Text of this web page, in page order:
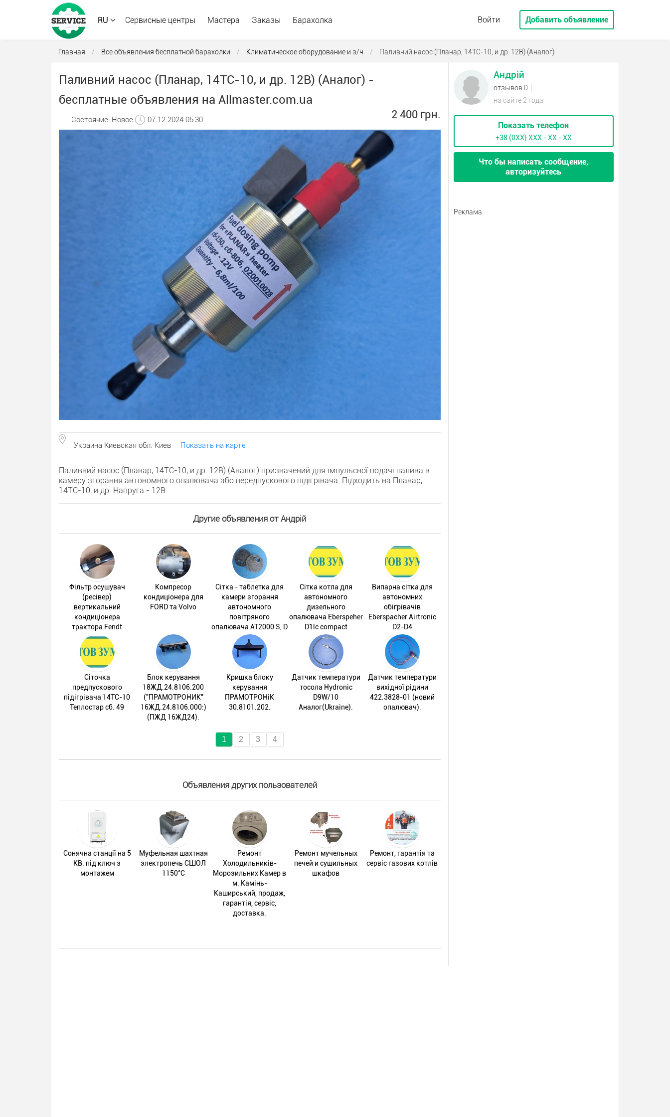
RU Сервисные центры Мастера Заказы Барахолка Войти Добавить объявление
Главная / Все объявления бесплатной барахолки / Климатическое оборудование и з/ч / Паливний насос (Планар, 14ТС-10, и др. 12В) (Аналог)
Паливний насос (Планар, 14ТС-10, и др. 12В) (Аналог) -
бесплатные объявления на Allmaster.com.ua
2 400 грн.
Состояние: Новое 07.12.2024 05:30
Украина Киевская обл. Киев Показать на карте
Паливний насос (Планар, 14ТС-10, и др. 12В) (Аналог) призначений для імпульсної подачі палива в
камеру згорання автономного опалювача або передпускового підігрівача. Підходить на Планар,
14ТС-10, и др. Напруга - 12В
Другие объявления от Андрій
Фільтр осушувач
(ресівер)
вертикальний
кондиціонера
трактора Fendt
Компресор
кондиціонера для
FORD та Volvo
Сітка - таблетка для
камери згорання
автономного
повітряного
опалювача AT2000 S, D
Сітка котла для
автономного
дизельного
опалювача Eberspeher
D1lc compact
Випарна сітка для
автономних
обігрівачів
Eberspacher Airtronic
D2-D4
Сіточка
предпускового
підігрівача 14ТС-10
Теплостар сб. 49
Блок керування
18ЖД.24.8106.200
("ПРАМОТРОНИК"
16ЖД.24.8106.000:)
(ПЖД 16ЖД24).
Кришка блоку
керування
ПРАМОТРОНіК
30.8101.202.
Датчик температури
тосола Hydronic
D9W/10
Аналог(Ukraine).
Датчик температури
вихідної рідини
422.3828-01 (новий
опалювач).
1 2 3 4
Объявления других пользователей
Сонячна станції на 5
КВ. під ключ з
монтажем
Муфельная шахтная
электропечь СШОЛ
1150°С
Ремонт
Холодильників-
Морозильних Камер в
м. Камінь-
Каширський, продаж,
гарантія, сервіс,
доставка.
Ремонт мучельных
печей и сушильных
шкафов
Ремонт, гарантія та
сервіс газових котлів
Андрій
отзывов 0
на сайте 2 года
Показать телефон
+38 (0XX) ХХХ - ХХ - ХХ
Что бы написать сообщение,
авторизуйтесь
Реклама